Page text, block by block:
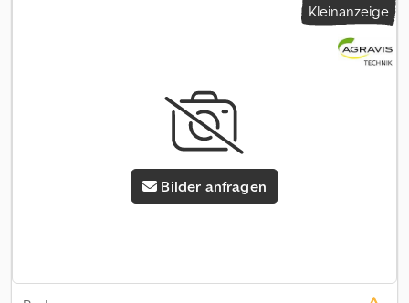
Kleinanzeige
Bilder anfragen